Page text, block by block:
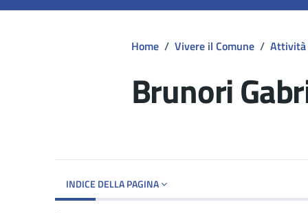
Home / Vivere il Comune / Attività
Brunori
INDICE DELLA PAGINA